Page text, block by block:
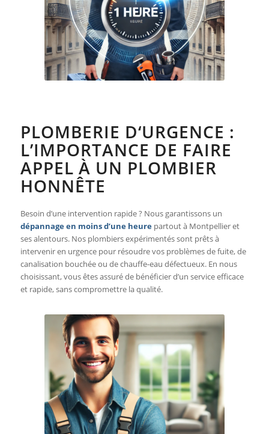
PLOMBERIE D‘URGENCE :
L’IMPORTANCE DE FAIRE
APPEL À UN PLOMBIER
HONNÊTE
Besoin d’une intervention rapide ? Nous garantissons un
dépannage en moins d’une heurepartout à Montpellier et
ses alentours. Nos plombiers expérimentés sont prêts à
intervenir en urgence pour résoudre vos problèmes de fuite, de
canalisation bouchée ou de chauffe-eau défectueux. En nous
choisissant, vous êtes assuré de bénéficier d’un service efficace
et rapide, sans compromettre la qualité.